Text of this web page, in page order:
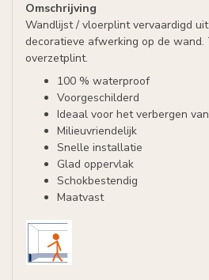
Omschrijving
Wandlijst / vloerplint vervaardigd
decoratieve afwerking op de wand.
overzetplint.
100 % waterproof
Voorgeschilderd
Ideaal voor het verbergen
Milieuvriendelijk
Snelle installatie
Glad oppervlak
Schokbestendig
Maatvast